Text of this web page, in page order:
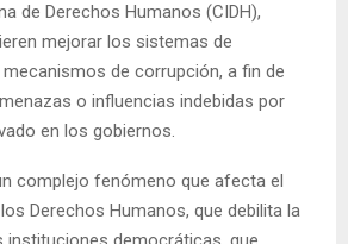
de Derechos Humanos (CIDH),
mejorar los sistemas de
de corrupción, a fin de
o influencias indebidas por
en los gobiernos.
complejo fenómeno que afecta el
Derechos Humanos, que debilita la